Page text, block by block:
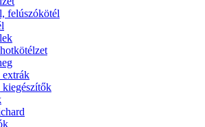
felúszókötél
extrák
kiegészítők